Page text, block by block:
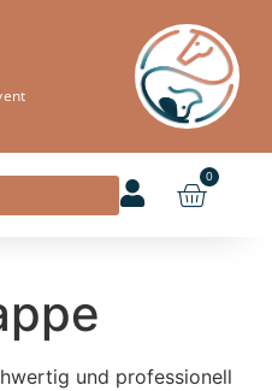
0
und professionell